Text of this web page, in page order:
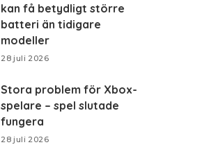
kan få betydligt större
batteri än tidigare
modeller
28 juli 2026
Stora problem för Xbox-
spelare – spel slutade
fungera
28 juli 2026